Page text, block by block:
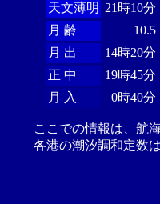
天文薄明 21時10分
月 齢
10.5
月 出
14時20分
正 中
19時45分
月 入
0時40分
ここでの情報は、航
各港の潮汐調和定数